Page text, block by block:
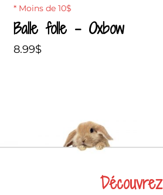
* Moins de 10$
Balle folle – Oxbow
8.99$
Découvrez